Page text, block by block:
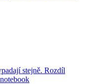
stejně. Rozdíl